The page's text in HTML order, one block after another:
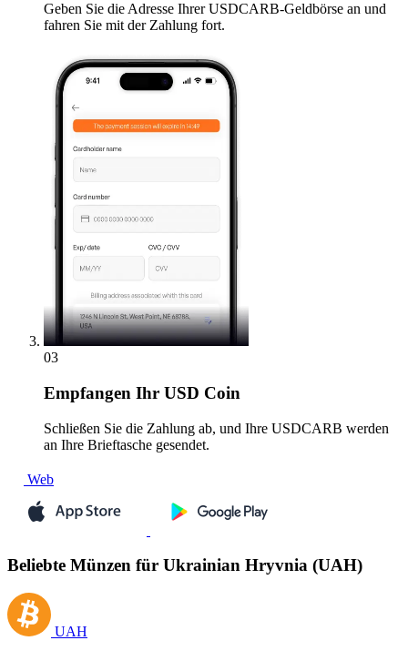
Geben Sie die Adresse Ihrer USDCARB-Geldbörse an und
fahren Sie mit der Zahlung fort.
03
Empfangen Ihr USD Coin
Schließen Sie die Zahlung ab, und Ihre USDCARB werden
an Ihre Brieftasche gesendet.
Web
Beliebte Münzen für Ukrainian Hryvnia (UAH)
UAH